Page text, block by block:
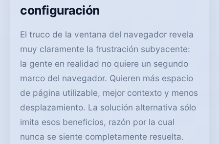
configuración
El truco de la ventana del navegador revela
muy claramente la frustración subyacente:
la gente en realidad no quiere un segundo
marco del navegador. Quieren más espacio
de página utilizable, mejor contexto y menos
desplazamiento. La solución alternativa sólo
imita esos beneficios, razón por la cual
nunca se siente completamente resuelta.